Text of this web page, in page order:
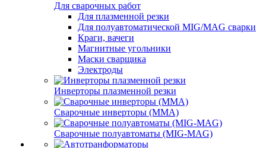
Для сварочных работ
Для плазменной резки
Для полуавтоматической MIG/MAG сварки
Краги, вачеги
Магнитные угольники
Маски сварщика
Электроды
Инверторы плазменной резки
Сварочные инверторы (MMA)
Сварочные полуавтоматы (MIG-MAG)